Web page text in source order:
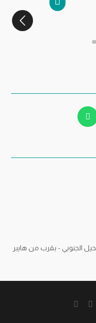
الجنوبي - بقرب من هايبر